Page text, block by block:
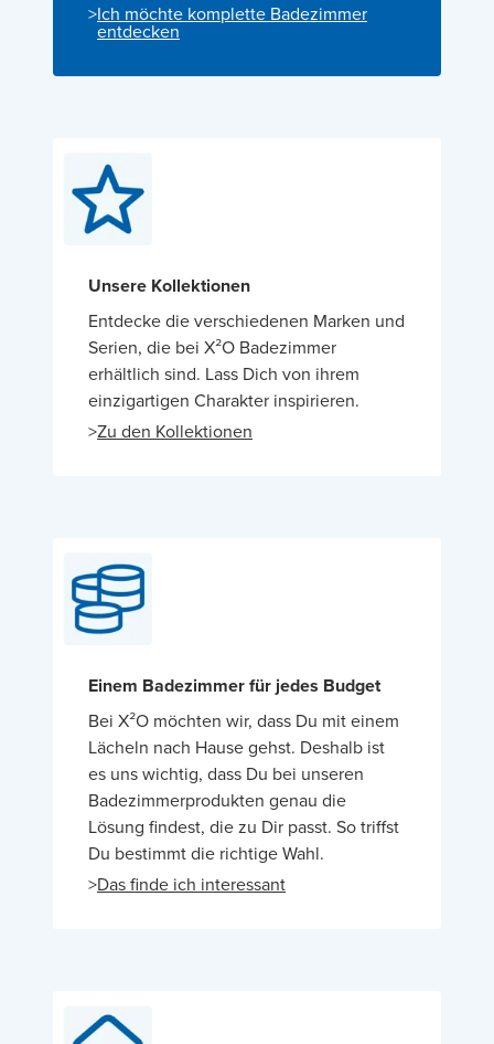
>Ich möchte komplette Badezimmer
entdecken
Unsere Kollektionen
Entdecke die verschiedenen Marken und
Serien, die bei X²O Badezimmer
erhältlich sind. Lass Dich von ihrem
einzigartigen Charakter inspirieren.
>Zu den Kollektionen
Einem Badezimmer für jedes Budget
Bei X²O möchten wir, dass Du mit einem
Lächeln nach Hause gehst. Deshalb ist
es uns wichtig, dass Du bei unseren
Badezimmerprodukten genau die
Lösung findest, die zu Dir passt. So triffst
Du bestimmt die richtige Wahl.
>Das finde ich interessant